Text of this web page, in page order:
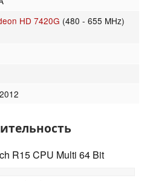
HD 7420G (480 - 655 MHz)
R15 CPU Multi 64 Bit